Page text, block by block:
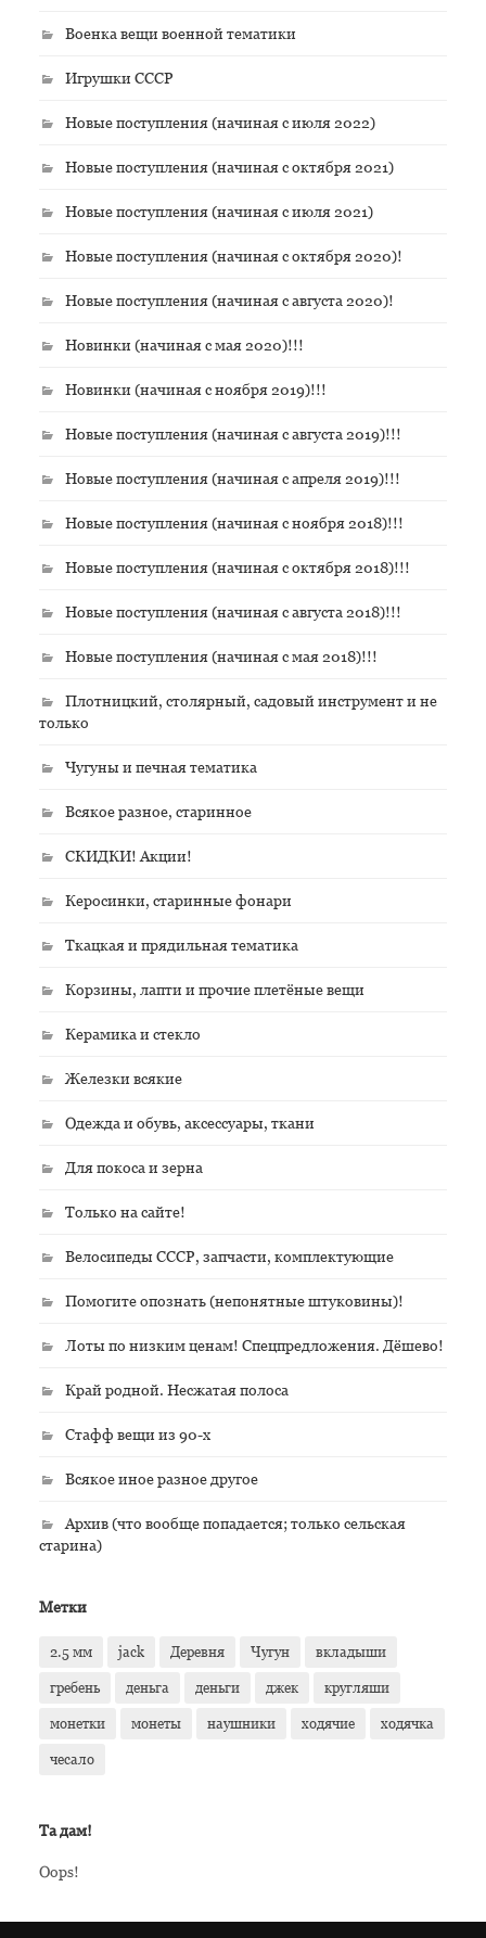
Военка вещи военной тематики
Игрушки СССР
Новые поступления (начиная с июля 2022)
Новые поступления (начиная с октября 2021)
Новые поступления (начиная с июля 2021)
Новые поступления (начиная с октября 2020)!
Новые поступления (начиная с августа 2020)!
Новинки (начиная с мая 2020)!!!
Новинки (начиная с ноября 2019)!!!
Новые поступления (начиная с августа 2019)!!!
Новые поступления (начиная с апреля 2019)!!!
Новые поступления (начиная с ноября 2018)!!!
Новые поступления (начиная с октября 2018)!!!
Новые поступления (начиная с августа 2018)!!!
Новые поступления (начиная с мая 2018)!!!
Плотницкий, столярный, садовый инструмент и не
только
Чугуны и печная тематика
Всякое разное, старинное
СКИДКИ! Акции!
Керосинки, старинные фонари
Ткацкая и прядильная тематика
Корзины, лапти и прочие плетёные вещи
Керамика и стекло
Железки всякие
Одежда и обувь, аксессуары, ткани
Для покоса и зерна
Только на сайте!
Велосипеды СССР, запчасти, комплектующие
Помогите опознать (непонятные штуковины)!
Лоты по низким ценам! Спецпредложения. Дёшево!
Край родной. Несжатая полоса
Стафф вещи из 90-х
Всякое иное разное другое
Архив (что вообще попадается; только сельская
старина)
Метки
2.5 мм jack Деревня Чугун вкладыши
гребень деньга деньги джек кругляши
монетки монеты наушники ходячие ходячка
чесало
Та дам!
Oops!